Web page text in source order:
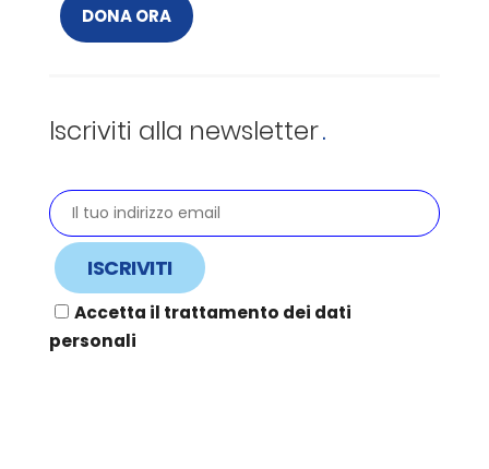
DONA ORA
Iscriviti alla newsletter
Accetta il trattamento dei dati
personali